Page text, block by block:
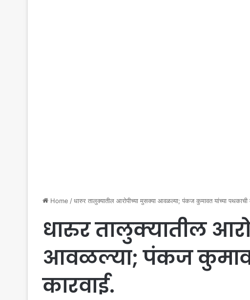
Home /धारुर तालुक्यातील आरोपीच्या मुसक्या आवळल्या; पंकज कुमावत यांच्या पथकाची
धारुर तालुक्यातील
आवळल्या; पंकज
कारवाई.